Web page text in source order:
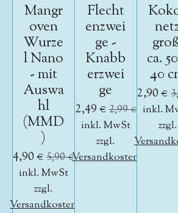
Mangr
oven
Wurze
l Nano
- mit
Auswa
hl
(MMD
)
4,90 € 5,90 €
inkl. MwSt
zzgl.
Versandkosten
Flecht
enzwei
ge -
Knabb
erzwei
ge
2,49 €2,99 €
inkl. MwSt
zzgl.
Versandkosten
ca.
40
2,90 €
inkl.
zzgl.